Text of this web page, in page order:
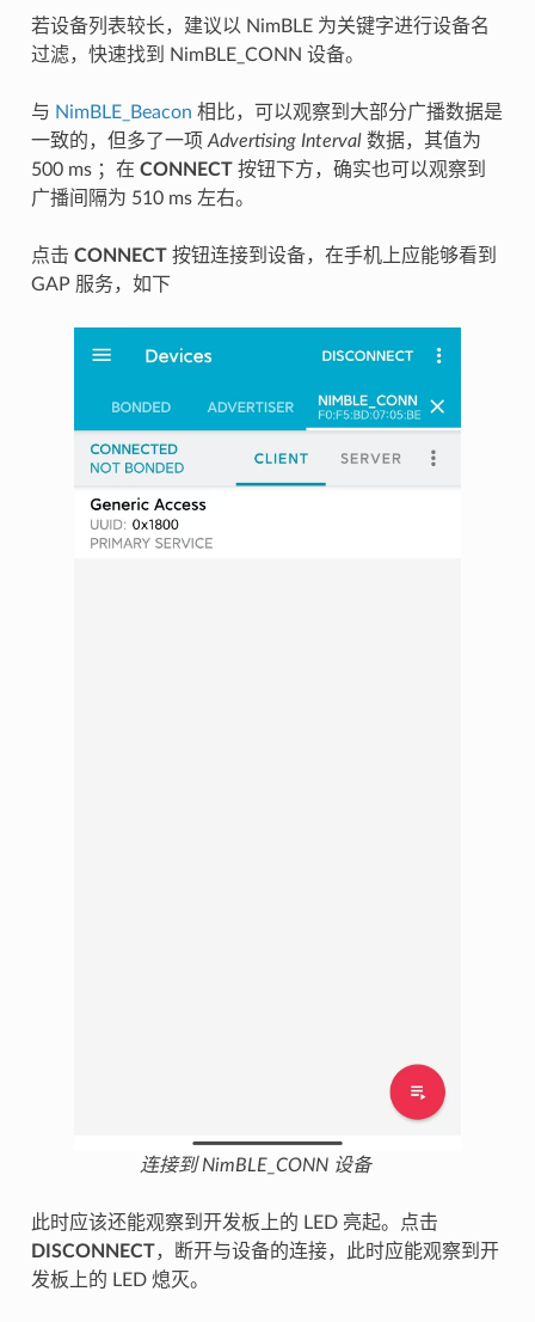
若设备列表较长，建议以 NimBLE 为关键字进行设备名
过滤，快速找到 NimBLE_CONN 设备。
与 NimBLE_Beacon 相比，可以观察到大部分广播数据是
一致的，但多了一项Advertising Interval数据，其值为
500 ms ；在 CONNECT按钮下方，确实也可以观察到
广播间隔为 510 ms 左右。
点击 CONNECT按钮连接到设备，在手机上应能够看到
GAP 服务，如下
连接到 NimBLE_CONN 设备
此时应该还能观察到开发板上的 LED 亮起。点击
DISCONNECT，断开与设备的连接，此时应能观察到开
发板上的 LED 熄灭。